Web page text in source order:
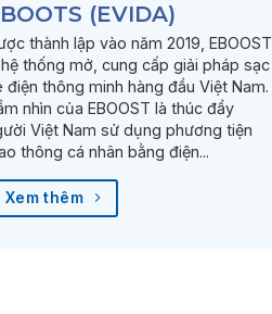
(EVIDA)
thành lập vào năm 2019, EBOOST
thống mở, cung cấp giải pháp sạc
điện thông minh hàng đầu Việt Nam.
nhìn của EBOOST là thúc đẩy
Việt Nam sử dụng phương tiện
thông cá nhân bằng điện...
Xem thêm